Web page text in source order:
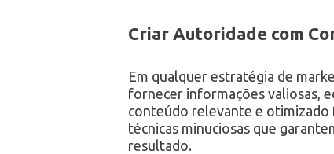
Criar Autoridade com
Em qualquer estratégia de
fornecer informações valiosas,
conteúdo relevante e otimizado
técnicas minuciosas que
resultado.